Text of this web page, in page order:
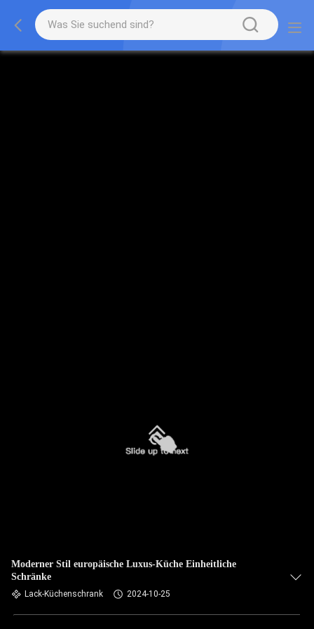
Moderner Stil europäische Luxus-Küche Einheitliche
Schränke
Lack-Küchenschrank 2024-10-25